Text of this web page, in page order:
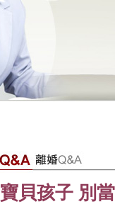
寶貝孩子 別